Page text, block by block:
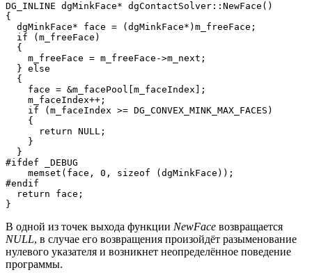
DG_INLINE dgMinkFace* dgContactSolver::NewFace()
{
  dgMinkFace* face = (dgMinkFace*)m_freeFace;
  if (m_freeFace)
  {
    m_freeFace = m_freeFace->m_next;
  } else
  {
    face = &m_facePool[m_faceIndex];
    m_faceIndex++;
    if (m_faceIndex >= DG_CONVEX_MINK_MAX_FACES)
    {
      return NULL;
    }
  }
#ifdef _DEBUG
    memset(face, 0, sizeof (dgMinkFace));
#endif
  return face;
}
В одной из точек выхода функции NewFace возвращается
NULL, в случае его возвращения произойдёт разыменование
нулевого указателя и возникнет неопределённое поведение
программы.